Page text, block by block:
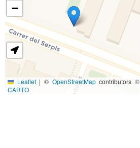
−
Leaflet | © OpenStreetMapcontributors ©
CARTO